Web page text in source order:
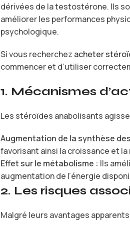
dérivées de la testostérone. Ils
améliorer les performances
psychologique.
Si vous recherchez acheter
commencer et d’utiliser
1. Mécanismes
Les stéroïdes anabolisants
Augmentation de la synthèse
favorisant ainsi la croissance et
Effet sur le métabolisme : Ils
augmentation de l’énergie
2. Les risques
Malgré leurs avantages